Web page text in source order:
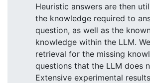
Heuristic answers are then
the knowledge required to
question, as well as the
knowledge within the LLM.
retrieval for the missing
questions that the LLM does
Extensive experimental